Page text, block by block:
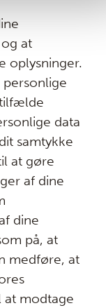
at
oplysninger.
data
samtykke
at gøre
af dine
dine
på, at
medføre, at
at modtage